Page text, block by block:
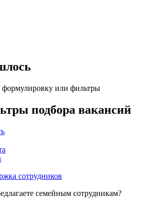
формулировку или фильтры
подбора вакансий
сотрудников
семейным сотрудникам?